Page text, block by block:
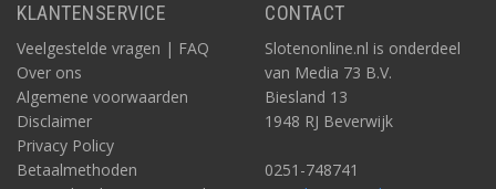
KLANTENSERVICE
Veelgestelde vragen | FAQ
Over ons
Algemene voorwaarden
Disclaimer
Privacy Policy
Betaalmethoden
CONTACT
Slotenonline.nl is onderdeel
van Media 73 B.V.
Biesland 13
1948 RJ Beverwijk
0251-748741